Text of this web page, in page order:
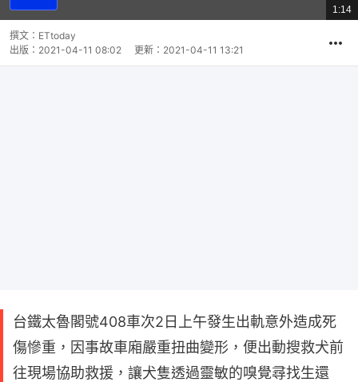
總
共
1:14
撰文： ETtoday
出版： 2021-04-11 08:02 更新： 2021-04-11 13:21
台鐵太魯閣號408車次2日上午發生出軌意外造成死
傷慘重，因事故車廂嚴重扭曲變形，便出動搜救犬前
往現場協助救援，讓犬隻透過靈敏的嗅覺尋找生還